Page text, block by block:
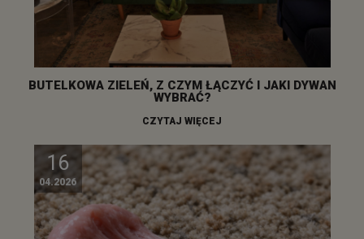
BUTELKOWA ZIELEŃ, Z CZYM ŁĄCZYĆ I JAKI DYWAN
WYBRAĆ?
CZYTAJ WIĘCEJ
16
04.2026